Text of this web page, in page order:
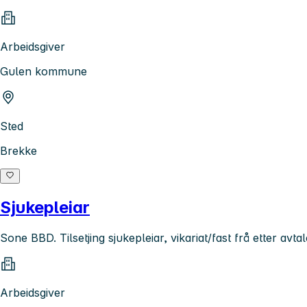
Arbeidsgiver
Gulen kommune
Sted
Brekke
Sjukepleiar
Sone BBD. Tilsetjing sjukepleiar, vikariat/fast frå etter
Arbeidsgiver